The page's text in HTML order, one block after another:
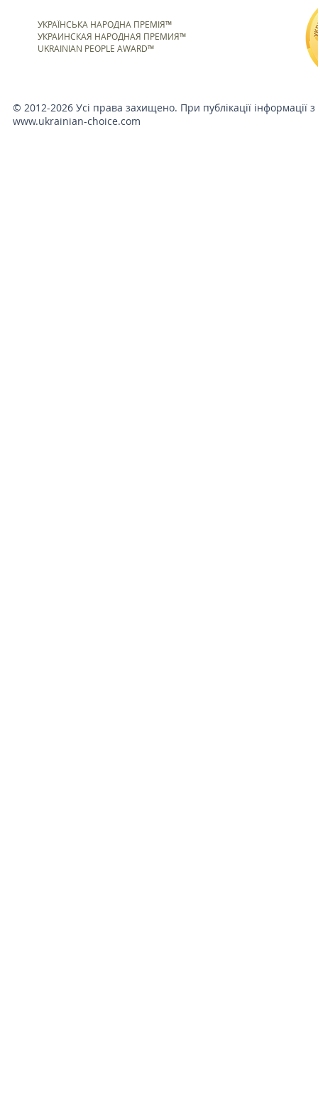
УКРАЇНСЬКА НАРОДНА ПРЕМІЯ™
УКРАИНСКАЯ НАРОДНАЯ ПРЕМИЯ™
UKRAINIAN PEOPLE AWARD™
© 2012-2026 Усі права захищено. При публікації інформації
www.ukrainian-choice.com